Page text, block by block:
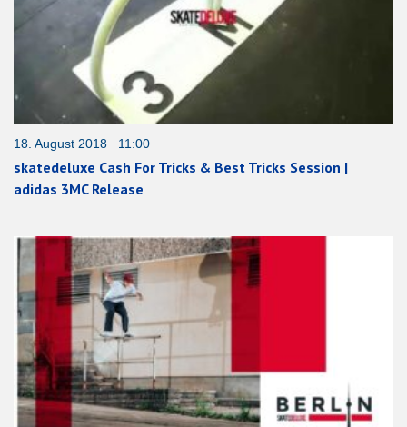
18. August 2018 11:00
skatedeluxe Cash For Tricks & Best Tricks Session |
adidas 3MC Release